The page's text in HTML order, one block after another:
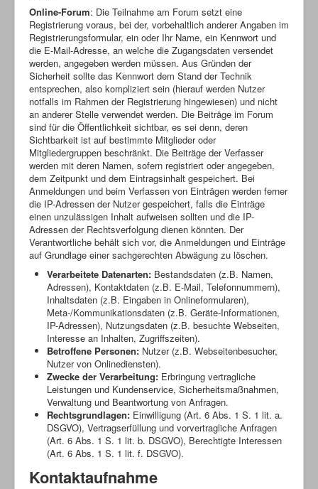
Online-Forum: Die Teilnahme am Forum setzt eine
Registrierung voraus, bei der, vorbehaltlich anderer Angaben im
Registrierungsformular, ein oder Ihr Name, ein Kennwort und
die E-Mail-Adresse, an welche die Zugangsdaten versendet
werden, angegeben werden müssen. Aus Gründen der
Sicherheit sollte das Kennwort dem Stand der Technik
entsprechen, also kompliziert sein (hierauf werden Nutzer
notfalls im Rahmen der Registrierung hingewiesen) und nicht
an anderer Stelle verwendet werden. Die Beiträge im Forum
sind für die Öffentlichkeit sichtbar, es sei denn, deren
Sichtbarkeit ist auf bestimmte Mitglieder oder
Mitgliedergruppen beschränkt. Die Beiträge der Verfasser
werden mit deren Namen, sofern registriert oder angegeben,
dem Zeitpunkt und dem Eintragsinhalt gespeichert. Bei
Anmeldungen und beim Verfassen von Einträgen werden ferner
die IP-Adressen der Nutzer gespeichert, falls die Einträge
einen unzulässigen Inhalt aufweisen sollten und die IP-
Adressen der Rechtsverfolgung dienen könnten. Der
Verantwortliche behält sich vor, die Anmeldungen und Einträge
auf Grundlage einer sachgerechten Abwägung zu löschen.
Verarbeitete Datenarten: Bestandsdaten (z.B. Namen,
Adressen), Kontaktdaten (z.B. E-Mail, Telefonnummern),
Inhaltsdaten (z.B. Eingaben in Onlineformularen),
Meta-/Kommunikationsdaten (z.B. Geräte-Informationen,
IP-Adressen), Nutzungsdaten (z.B. besuchte Webseiten,
Interesse an Inhalten, Zugriffszeiten).
Betroffene Personen: Nutzer (z.B. Webseitenbesucher,
Nutzer von Onlinediensten).
Zwecke der Verarbeitung: Erbringung vertragliche
Leistungen und Kundenservice, Sicherheitsmaßnahmen,
Verwaltung und Beantwortung von Anfragen.
Rechtsgrundlagen: Einwilligung (Art. 6 Abs. 1 S. 1 lit. a.
DSGVO), Vertragserfüllung und vorvertragliche Anfragen
(Art. 6 Abs. 1 S. 1 lit. b. DSGVO), Berechtigte Interessen
(Art. 6 Abs. 1 S. 1 lit. f. DSGVO).
Kontaktaufnahme